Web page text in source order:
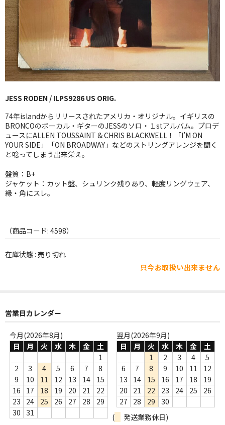
GG RECORD （当店のレーベル）
全商品
JAZZ-US
BLUE NOTE
JAZZ-EU
JAZZ-JP
JAZZ-VOCAL
ROCK
WORLD
その他
Webのみ no.1
Webのみ no.2
Webのみ no.4
売り切れ
Help
JESS RODEN / ILPS9286 US ORIG.
74年islandからリリースされたアメリカ・オリジナル。イギリスの
BRONCOのボーカル・ギターのJESSのソロ・１stアルバム。プロデ
ュースにALLEN TOUSSAINT & CHRIS BLACKWELL！「I’M ON
YOUR SIDE」「ON BROADWAY」などのストリングアレンジを聞く
と唸ってしまう出来栄え。
盤質：B+
ジャケット：カット盤、シュリンク残りあり、軽度リングウェア、
縁・角にスレ。
（商品コード: 4598）
在庫状態 : 売り切れ
只今お取扱い出来ません
営業日カレンダー
今月(2026年8月)
日
月 火 水 木 金
土
1
2
3 4 5 6 7
8
9
10 11 12 13 14
15
16
17 18 19 20 21
22
23
24 25 26 27 28
29
30
31
翌月(2026年9月)
日
月 火 水 木 金
土
1
2 3 4
5
6
7 8 9 10 11
12
13
14 15 16 17 18
19
20
21 22 23 24 25
26
27
28 29
30
(
発送業務休日)